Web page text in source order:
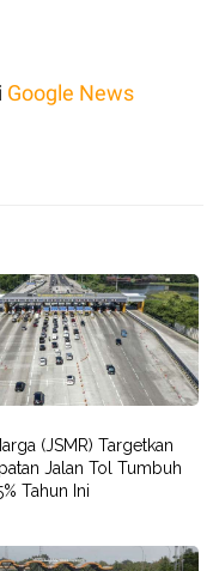
Google News
(JSMR) Targetkan
Jalan Tol Tumbuh
Tahun Ini